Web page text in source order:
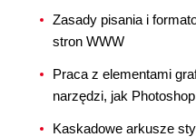
Zasady pisania i
stron WWW
Praca z elementami
narzędzi, jak
Kaskadowe arkusze